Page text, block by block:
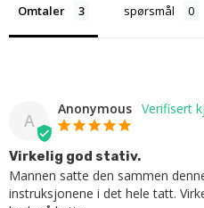
Omtaler spørsmål
A
Anonymous
Virkelig god stativ.
Mannen satte den sammen
instruksjonene i det hele tatt.